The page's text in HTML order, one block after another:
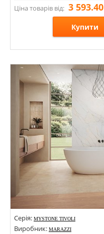
Ціна товарів від: 3 593.40
Купити
Розміри: 600х1200х6;
Стилі: Під камінь;
Кольори:
Серія: MYSTONE TIVOLI
Виробник: MARAZZI